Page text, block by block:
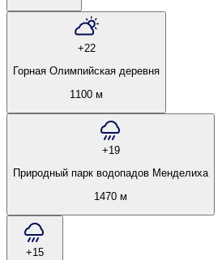
+22
Горная Олимпийская деревня
1100 м
+19
Природный парк водопадов Менделиха
1470 м
+15